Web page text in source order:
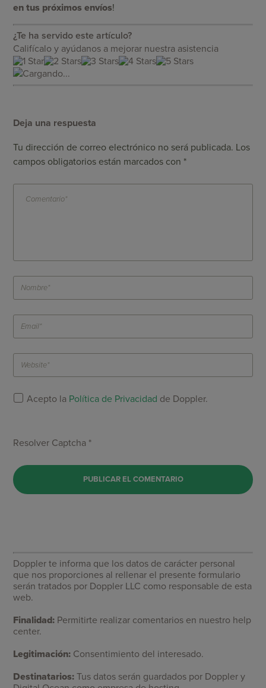
en tus próximos envíos!
¿Te ha servido este artículo?
Califícalo y ayúdanos a mejorar nuestra asistencia
Cargando...
Deja una respuesta
Tu dirección de correo electrónico no será publicada. Los
campos obligatorios están marcados con *
Acepto la Política de Privacidad de Doppler.
Resolver Captcha *
Doppler te informa que los datos de carácter personal
que nos proporciones al rellenar el presente formulario
serán tratados por Doppler LLC como responsable de esta
web.
Finalidad: Permitirte realizar comentarios en nuestro help
center.
Legitimación: Consentimiento del interesado.
Destinatarios: Tus datos serán guardados por Doppler y